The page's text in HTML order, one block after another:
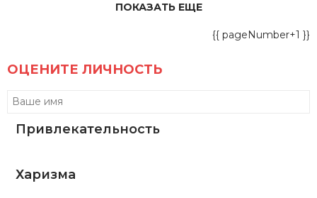
ПОКАЗАТЬ ЕЩЕ
{{ pageNumber+1 }}
ОЦЕНИТЕ ЛИЧНОСТЬ
Привлекательность
Харизма